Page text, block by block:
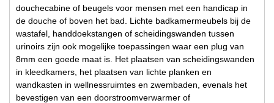
douchecabine of beugels voor mensen met een handicap in
de douche of boven het bad. Lichte badkamermeubels bij de
wastafel, handdoekstangen of scheidingswanden tussen
urinoirs zijn ook mogelijke toepassingen waar een plug van
8mm een goede maat is. Het plaatsen van scheidingswanden
in kleedkamers, het plaatsen van lichte planken en
wandkasten in wellnessruimtes en zwembaden, evenals het
bevestigen van een doorstroomverwarmer of